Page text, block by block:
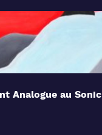
Analogue au Sonic